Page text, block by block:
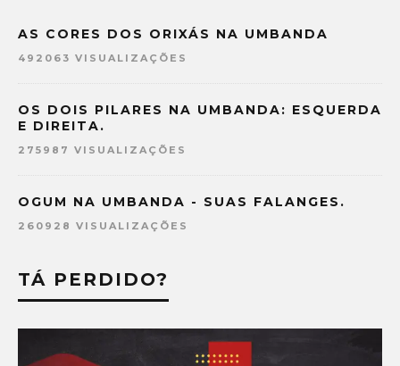
AS CORES DOS ORIXÁS NA UMBANDA
492063 VISUALIZAÇÕES
OS DOIS PILARES NA UMBANDA: ESQUERDA
E DIREITA.
275987 VISUALIZAÇÕES
OGUM NA UMBANDA - SUAS FALANGES.
260928 VISUALIZAÇÕES
TÁ PERDIDO?